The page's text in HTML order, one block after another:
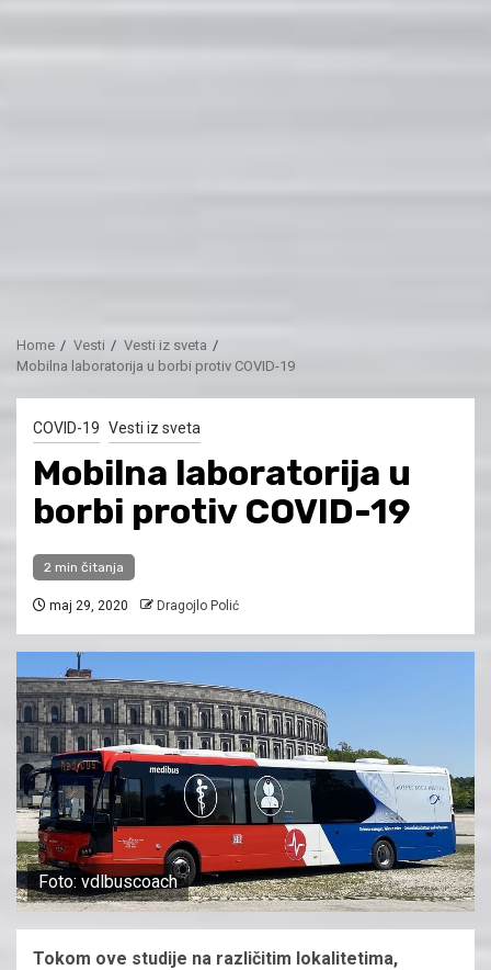
Home Vesti
Vesti iz sveta
Mobilna laboratorija u borbi protiv COVID-19
COVID-19 Vesti iz sveta
Mobilna laboratorija u
borbi protiv COVID-19
2 min čitanja
maj 29, 2020 Dragojlo Polić
Foto: vdlbuscoach
Tokom ove studije na različitim lokalitetima,